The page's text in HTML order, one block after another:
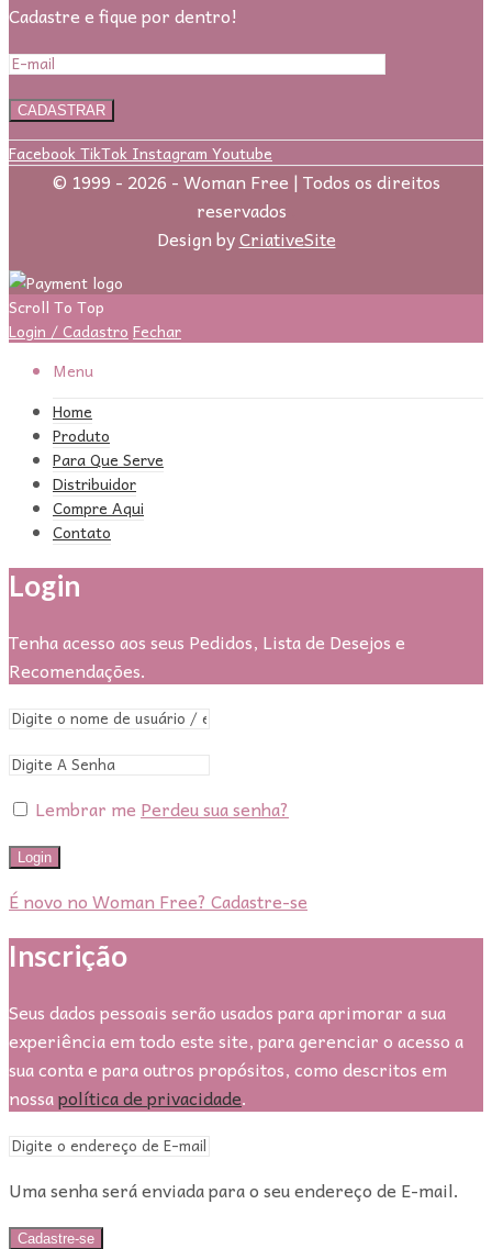
Cadastre e fique por dentro!
FacebookTikTok Instagram Youtube
© 1999 - 2026 - Woman Free | Todos os direitos
reservados
Design byCriativeSite
Scroll To Top
Login / Cadastro Fechar
Menu
Home
Produto
Para Que Serve
Distribuidor
Compre Aqui
Contato
Login
Tenha acesso aos seus Pedidos, Lista de Desejos e
Recomendações.
Lembrar me Perdeu sua senha?
Login
É novo no Woman Free? Cadastre-se
Inscrição
Seus dados pessoais serão usados para aprimorar a sua
experiência em todo este site, para gerenciar o acesso a
sua conta e para outros propósitos, como descritos em
nossapolítica de privacidade.
Uma senha será enviada para o seu endereço de E-mail.
Cadastre-se